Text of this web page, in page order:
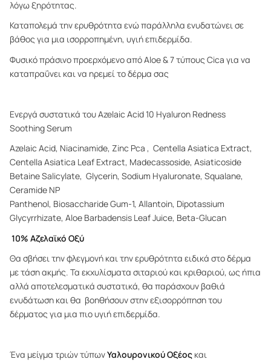
λόγω ξηρότητας.
Καταπολεμά την ερυθρότητα ενώ παράλληλα ενυδατώνει σε
βάθος για μια ισορροπημένη, υγιή επιδερμίδα.
Φυσικό πράσινο προερχόμενο από Aloe & 7 τύπους Cica για να
καταπραΰνει και να ηρεμεί το δέρμα σας
Ενεργά συστατικά του Azelaic Acid 10 Hyaluron Redness
Soothing Serum
Azelaic Acid, Niacinamide, Zinc Pca , Centella Asiatica Extract,
Centella Asiatica Leaf Extract, Madecassoside, Asiaticoside
Betaine Salicylate, Glycerin, Sodium Hyaluronate, Squalane,
Ceramide NP
Panthenol, Biosaccharide Gum-1, Allantoin, Dipotassium
Glycyrrhizate, Aloe Barbadensis Leaf Juice, Beta-Glucan
10% Αζελαϊκό Οξύ
Θα σβήσει την φλεγμονή και την ερυθρότητα ειδικά στο δέρμα
με τάση ακμής. Τα εκχυλίσματα σιταριού και κριθαριού, ως ήπια
αλλά αποτελεσματικά συστατικά, θα παράσχουν βαθιά
ενυδάτωση και θα βοηθήσουν στην εξισορρόπηση του
δέρματος για μια πιο υγιή επιδερμίδα.
Ένα μείγμα τριών τύπωνΥαλουρονικού Οξέος και